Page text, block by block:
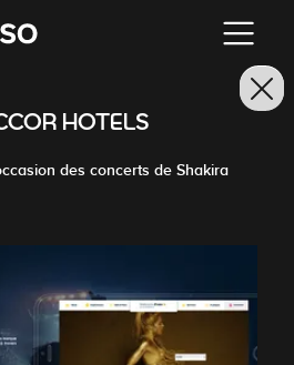
GO TO MAIN MENU
HOTELS
des concerts de Shakira